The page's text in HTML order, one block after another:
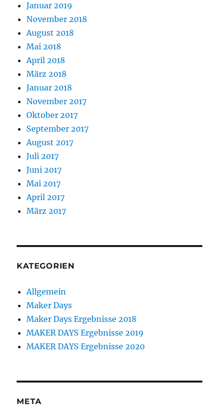
Januar 2019
November 2018
August 2018
Mai 2018
April 2018
März 2018
Januar 2018
November 2017
Oktober 2017
September 2017
August 2017
Juli 2017
Juni 2017
Mai 2017
April 2017
März 2017
KATEGORIEN
Allgemein
Maker Days
Maker Days Ergebnisse 2018
MAKER DAYS Ergebnisse 2019
MAKER DAYS Ergebnisse 2020
META